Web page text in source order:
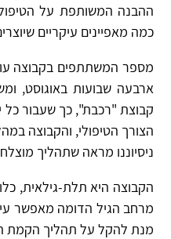
ההבנה המשותפת על הטיפול
כמה מאפיינים עיקריים
מספר המשתתפים בקבוצה
ארבעה שבועות באוגוסט,
קבוצת "רכבת", כך שעבור כל
הצורך הטיפולי, והקבוצה
ניסיוננו מראה שתהליך
הקבוצה היא תלת-גילאית,
מרחב הגיל הדומה מאפשר
מנת להקל על תהליך הקמת